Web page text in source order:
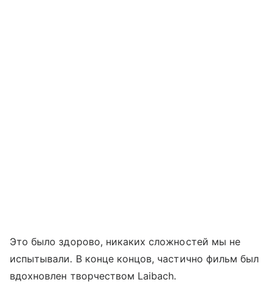
Это было здорово, никаких сложностей мы не
испытывали. В конце концов, частично фильм был
вдохновлен творчеством Laibach.